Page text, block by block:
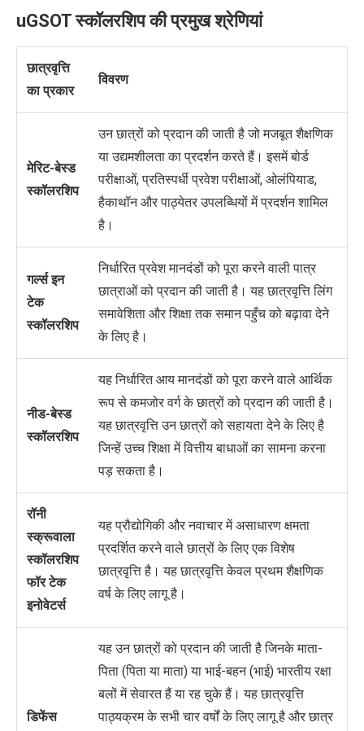
uGSOT स्कॉलरशिप की प्रमुख श्रेणियां
छात्रवृत्ति
का प्रकार
विवरण
मेरिट-बेस्ड
स्कॉलरशिप
उन छात्रों को प्रदान की जाती है जो मजबूत शैक्षणिक
या उद्यमशीलता का प्रदर्शन करते हैं। इसमें बोर्ड
परीक्षाओं, प्रतिस्पर्धी प्रवेश परीक्षाओं, ओलंपियाड,
हैकाथॉन और पाठ्येतर उपलब्धियों में प्रदर्शन शामिल
है।
गर्ल्स इन
टेक
स्कॉलरशिप
निर्धारित प्रवेश मानदंडों को पूरा करने वाली पात्र
छात्राओं को प्रदान की जाती है। यह छात्रवृत्ति लिंग
समावेशिता और शिक्षा तक समान पहुँच को बढ़ावा देने
के लिए है।
नीड-बेस्ड
स्कॉलरशिप
यह निर्धारित आय मानदंडों को पूरा करने वाले आर्थिक
रूप से कमजोर वर्ग के छात्रों को प्रदान की जाती है।
यह छात्रवृत्ति उन छात्रों को सहायता देने के लिए है
जिन्हें उच्च शिक्षा में वित्तीय बाधाओं का सामना करना
पड़ सकता है।
रॉनी
स्क्रूवाला
स्कॉलरशिप
फॉर टेक
इनोवेटर्स
यह प्रौद्योगिकी और नवाचार में असाधारण क्षमता
प्रदर्शित करने वाले छात्रों के लिए एक विशेष
छात्रवृत्ति है। यह छात्रवृत्ति केवल प्रथम शैक्षणिक
वर्ष के लिए लागू है।
डिफेंस
यह उन छात्रों को प्रदान की जाती है जिनके माता-
पिता (पिता या माता) या भाई-बहन (भाई) भारतीय रक्षा
बलों में सेवारत हैं या रह चुके हैं। यह छात्रवृत्ति
पाठ्यक्रमके सभी चार वर्षों के लिए लागू है और छात्र